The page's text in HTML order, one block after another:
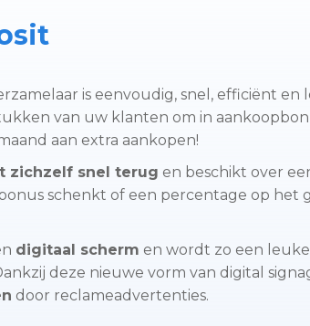
is eenvoudig, snel, efficiënt en
van uw klanten om in
aan extra aankopen!
zichzelf snel terug en beschikt over
schenkt of een percentage op het
digitaal scherm en wordt zo een
deze nieuwe vorm van digital
door reclameadvertenties.